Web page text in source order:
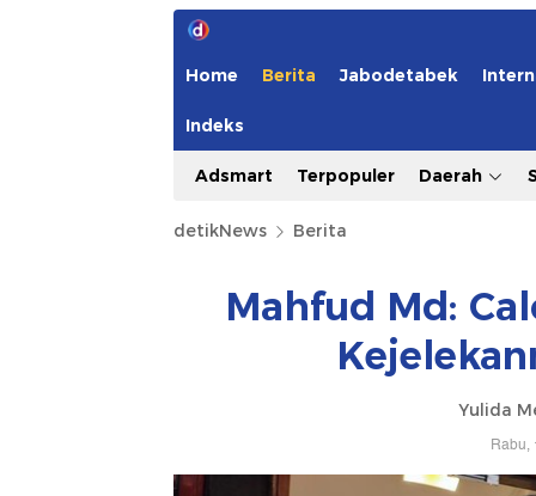
Home Berita Jabodetabek
Indeks
Adsmart Terpopuler Daerah
detikNews Berita
Mahfud Md:
Yulida
Rabu,